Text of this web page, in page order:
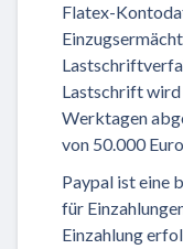
Flatex-
Lastschrift wird
Werktagen
von 50.000
Paypal ist eine
für
Einzahlung